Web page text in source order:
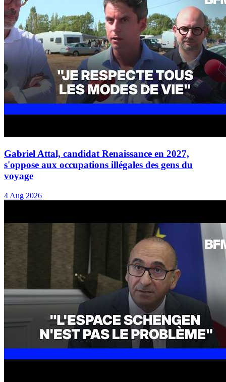
Gabriel Attal, candidat Renaissance en 2027,
s'oppose aux occupations illégales des gens du
voyage
4 Aug 2026